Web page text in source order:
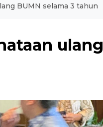
BUMN selama 3 tahun
ulang